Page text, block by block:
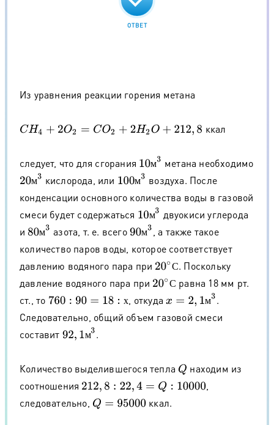
ОТВЕТ
Из уравнения реакции горения метана
CH4+ 2O2 =CO2 +2 H2O+212 8 ккал
следует, что для сгорания м
10м3 метана необходимо
м
20м3 кислорода, или м
100м3 воздуха. После
конденсации основного количества воды в газовой
смеси будет содержаться
м
10м3 двуокиси углерода
и
м
80м3 азота, т. е. всего м
90м3 , а также такое
количество паров воды, которое соответствует
давлению водяного пара при
С
20∘С. Поскольку
давление водяного пара при
С
20∘С равна 18 мм рт.
ст., то
х
760: 90 =18 :х , откуда м
x= 2,1 м3
.
Следовательно, общий объем газовой смеси
составит
м
92,1 м3 .
Количество выделившегося тепла Q находим из
соотношения 212,8 :22 4=Q:10000
,
следовательно, Q= 95000 ккал.